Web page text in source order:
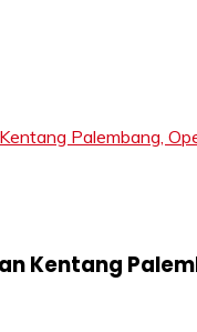
Palembang,
Kentang